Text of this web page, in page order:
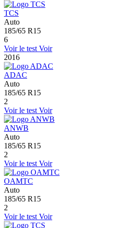
TCS
Auto
185/65 R15
6
Voir le test Voir
2016
ADAC
Auto
185/65 R15
2
Voir le test Voir
ANWB
Auto
185/65 R15
2
Voir le test Voir
OAMTC
Auto
185/65 R15
2
Voir le test Voir